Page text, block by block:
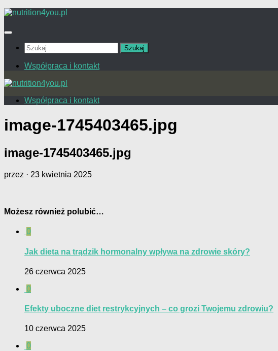
Przejdź
treści
Szukaj:
Współpraca i kontakt
Współpraca i kontakt
image-1745403465.jpg
image-1745403465.jpg
przez · 23 kwietnia 2025
Możesz również polubić…
0
Jak dieta na trądzik hormonalny wpływa na zdrowie skóry?
26 czerwca 2025
0
Efekty uboczne diet restrykcyjnych – co grozi Twojemu zdrowiu?
10 czerwca 2025
0